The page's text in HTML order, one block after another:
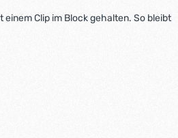
Clip im Block gehalten. So bleibt